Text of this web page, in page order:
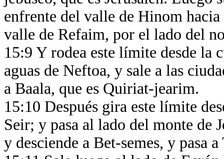
enfrente del valle de Hinom
valle de Refaim, por el lado del
15:9 Y rodea este límite desde la
aguas de Neftoa, y sale a las
a Baala, que es Quiriat-jearim.
15:10 Después gira este límite
Seir; y pasa al lado del monte de
y desciende a Bet-semes, y pasa